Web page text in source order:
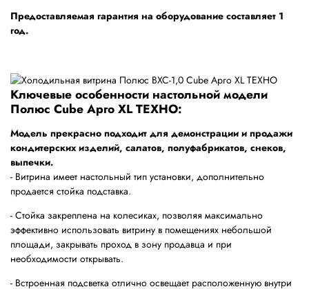
Предоставляемая гарантия на оборудование составляет 1
год.
Ключевые особенности настольной модели
Полюс Cube Арго XL ТЕХНО:
Модель прекрасно подходит для демонстрации и продажи
кондитерских изделий, салатов, полуфабрикатов, снеков,
выпечки.
- Витрина имеет настольный тип установки, дополнительно
продается стойка подставка.
- Стойка закреплена на колесиках, позволяя максимально
эффективно использовать витрину в помещениях небольшой
площади, закрывать проход в зону продавца и при
необходимости открывать.
- Встроенная подсветка отлично освещает расположенную внутри